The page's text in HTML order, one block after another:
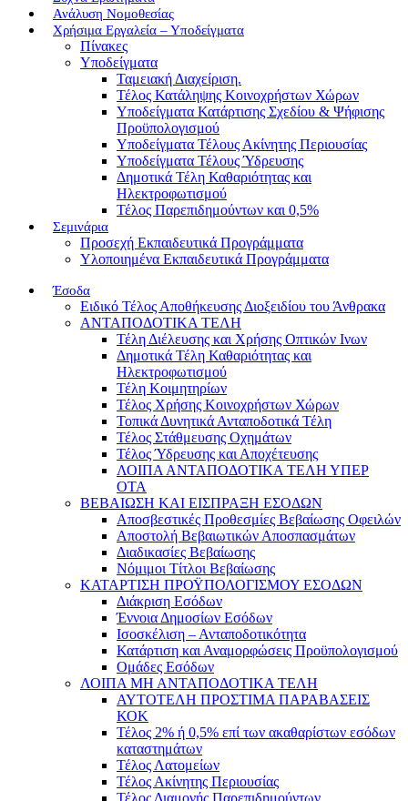
Ανάλυση Νομοθεσίας
Χρήσιμα Εργαλεία – Υποδείγματα
Πίνακες
Υποδείγματα
Ταμειακή Διαχείριση.
Τέλος Κατάληψης Κοινοχρήστων Χώρων
Υποδείγματα Κατάρτισης Σχεδίου & Ψήφισης
Προϋπολογισμού
Υποδείγματα Τέλους Ακίνητης Περιουσίας
Υποδείγματα Τέλους Ύδρευσης
Δημοτικά Τέλη Καθαριότητας και
Ηλεκτροφωτισμού
Τέλος Παρεπιδημούντων και 0,5%
Σεμινάρια
Προσεχή Εκπαιδευτικά Προγράμματα
Υλοποιημένα Εκπαιδευτικά Προγράμματα
Έσοδα
Ειδικό Τέλος Αποθήκευσης Διοξειδίου του Άνθρακα
ΑΝΤΑΠΟΔΟΤΙΚΑ ΤΕΛΗ
Τέλη Διέλευσης και Χρήσης Οπτικών Ινων
Δημοτικά Τέλη Καθαριότητας και
Ηλεκτροφωτισμού
Τέλη Κοιμητηρίων
Τέλος Χρήσης Κοινοχρήστων Χώρων
Τοπικά Δυνητικά Ανταποδοτικά Τέλη
Τέλος Στάθμευσης Οχημάτων
Τέλος Ύδρευσης και Αποχέτευσης
ΛΟΙΠΑ ΑΝΤΑΠΟΔΟΤΙΚΑ ΤΕΛΗ ΥΠΕΡ
ΟΤΑ
ΒΕΒΑΙΩΣΗ ΚΑΙ ΕΙΣΠΡΑΞΗ ΕΣΟΔΩΝ
Αποσβεστικές Προθεσμίες Βεβαίωσης Οφειλών
Αποστολή Βεβαιωτικών Αποσπασμάτων
Διαδικασίες Βεβαίωσης
Νόμιμοι Τίτλοι Βεβαίωσης
ΚΑΤΑΡΤΙΣΗ ΠΡΟΫΠΟΛΟΓΙΣΜΟΥ ΕΣΟΔΩΝ
Διάκριση Εσόδων
Έννοια Δημοσίων Εσόδων
Ισοσκέλιση – Ανταποδοτικότητα
Κατάρτιση και Αναμορφώσεις Προϋπολογισμού
Ομάδες Εσόδων
ΛΟΙΠΑ ΜΗ ΑΝΤΑΠΟΔΟΤΙΚΑ ΤΕΛΗ
ΑΥΤΟΤΕΛΗ ΠΡΟΣΤΙΜΑ ΠΑΡΑΒΑΣΕΙΣ
ΚΟΚ
Τέλος 2% ή 0,5% επί των ακαθαρίστων εσόδων
καταστημάτων
Τέλος Λατομείων
Τέλος Ακίνητης Περιουσίας
Τέλος Διαμονής Παρεπιδημούντων